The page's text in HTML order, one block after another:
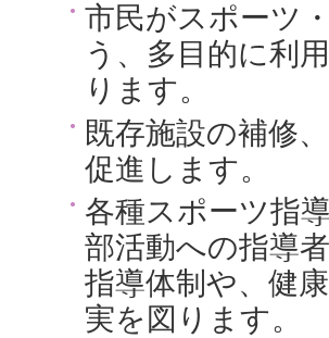
市民がスポーツ
う、多目的に利
ります。
既存施設の補修
促進します。
各種スポーツ指
部活動への指導
指導体制や、健
実を図ります。